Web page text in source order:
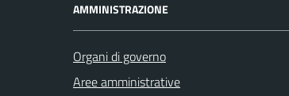
AMMINISTRAZIONE
Organi di governo
Aree amministrative